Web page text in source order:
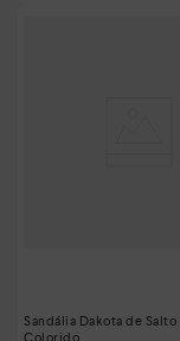
Sandália Dakota de Salto
Colorido